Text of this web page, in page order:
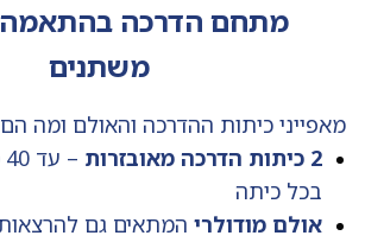
מתחם הדרכה בהתאמה
משתנים
מאפייני כיתות ההדרכה והאולם ומה הם
2 כיתות הדרכה מאובזרות
בכל כיתה
אולם מודולרי המתאים גם להרצאות